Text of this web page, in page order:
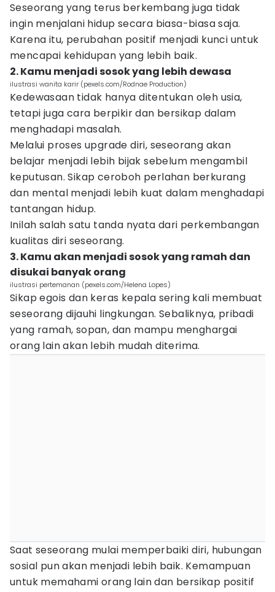
Seseorang yang terus berkembang juga tidak
ingin menjalani hidup secara biasa-biasa saja.
Karena itu, perubahan positif menjadi kunci untuk
mencapai kehidupan yang lebih baik.
2. Kamu menjadi sosok yang lebih dewasa
ilustrasi wanita karir (pexels.com/Rodnae Production)
Kedewasaan tidak hanya ditentukan oleh usia,
tetapi juga cara berpikir dan bersikap dalam
menghadapi masalah.
Melalui proses upgrade diri, seseorang akan
belajar menjadi lebih bijak sebelum mengambil
keputusan. Sikap ceroboh perlahan berkurang
dan mental menjadi lebih kuat dalam menghadapi
tantangan hidup.
Inilah salah satu tanda nyata dari perkembangan
kualitas diri seseorang.
3. Kamu akan menjadi sosok yang ramah dan
disukai banyak orang
ilustrasi pertemanan (pexels.com/Helena Lopes)
Sikap egois dan keras kepala sering kali membuat
seseorang dijauhi lingkungan. Sebaliknya, pribadi
yang ramah, sopan, dan mampu menghargai
orang lain akan lebih mudah diterima.
Saat seseorang mulai memperbaiki diri, hubungan
sosial pun akan menjadi lebih baik. Kemampuan
untuk memahami orang lain dan bersikap positif